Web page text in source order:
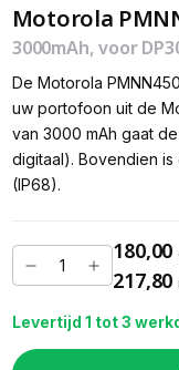
Motorola
3000mAh, voor
De Motorola
uw portofoon uit de
van 3000 mAh gaat
digitaal). Bovendien
(IP68).
180,00
217,80
Levertijd 1 tot 3